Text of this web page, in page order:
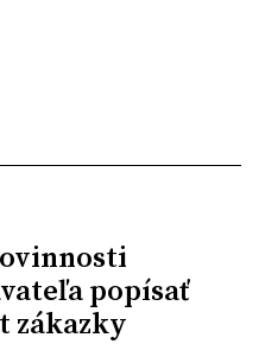
popísať
zákazky